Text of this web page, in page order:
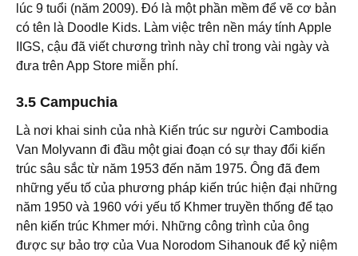
lúc 9 tuổi (năm 2009). Đó là một phần mềm để vẽ cơ bản
có tên là Doodle Kids. Làm việc trên nền máy tính Apple
IIGS, cậu đã viết chương trình này chỉ trong vài ngày và
đưa trên App Store miễn phí.
3.5 Campuchia
Là nơi khai sinh của nhà Kiến trúc sư người Cambodia
Van Molyvann đi đầu một giai đoạn có sự thay đổi kiến
trúc sâu sắc từ năm 1953 đến năm 1975. Ông đã đem
những yếu tố của phương pháp kiến trúc hiện đại những
năm 1950 và 1960 với yếu tố Khmer truyền thống để tạo
nên kiến trúc Khmer mới. Những công trình của ông
được sự bảo trợ của Vua Norodom Sihanouk để kỷ niệm